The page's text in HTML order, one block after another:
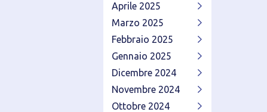
Aprile 2025
Marzo 2025
Febbraio 2025
Gennaio 2025
Dicembre 2024
Novembre 2024
Ottobre 2024